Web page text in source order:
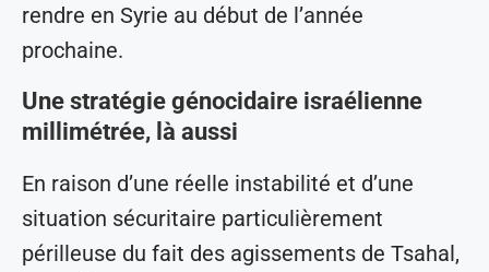
rendre en Syrie au début de l’année
prochaine.
Une stratégie génocidaire israélienne
millimétrée, là aussi
En raison d’une réelle instabilité et d’une
situation sécuritaire particulièrement
périlleuse du fait des agissements de Tsahal,